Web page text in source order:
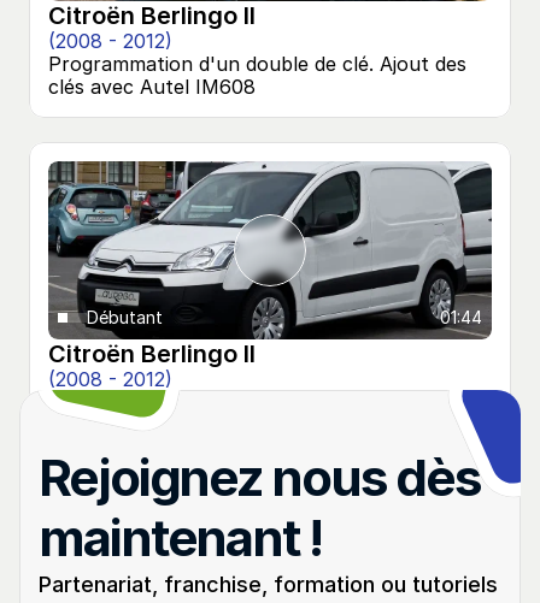
Citroën Berlingo II
(2008 - 2012)
Programmation d'un double de clé. Ajout des
clés avec Autel IM608
01:44
Débutant
Citroën Berlingo II
(2008 - 2012)
Programmation d'un double de clé. Ajout des
clés avec Abrites AVDI
Rejoignez nous dès
maintenant !
Partenariat, franchise, formation ou tutoriels